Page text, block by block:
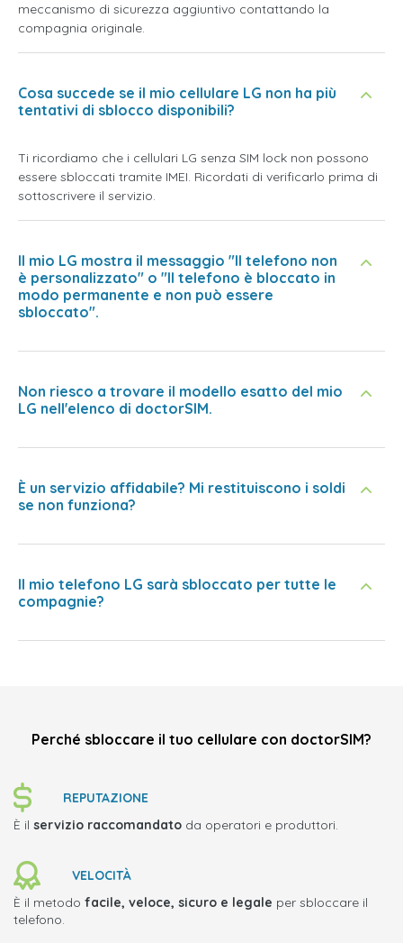
meccanismo di sicurezza aggiuntivo contattando la
compagnia originale.
Cosa succede se il mio cellulare LG non ha più
tentativi di sblocco disponibili?
Ti ricordiamo che i cellulari LG senza SIM lock non possono
essere sbloccati tramite IMEI. Ricordati di verificarlo prima di
sottoscrivere il servizio.
Il mio LG mostra il messaggio "Il telefono non
è personalizzato" o "Il telefono è bloccato in
modo permanente e non può essere
sbloccato".
Non riesco a trovare il modello esatto del mio
LG nell'elenco di doctorSIM.
È un servizio affidabile? Mi restituiscono i soldi
se non funziona?
Il mio telefono LG sarà sbloccato per tutte le
compagnie?
Perché sbloccare il tuo cellulare con doctorSIM?
REPUTAZIONE
È il servizio raccomandato da operatori e produttori.
VELOCITÀ
È il metodo facile, veloce, sicuro e legale per sbloccare il
telefono.